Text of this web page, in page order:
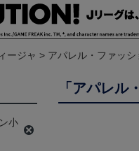
ージャ アパレル・ファッシ
「アパレル
小